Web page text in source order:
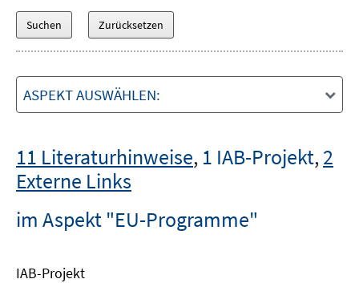
ASPEKT AUSWÄHLEN:
11 Literaturhinweise, 1 IAB-Projekt,2
Externe Links
im Aspekt "EU-Programme"
IAB-Projekt